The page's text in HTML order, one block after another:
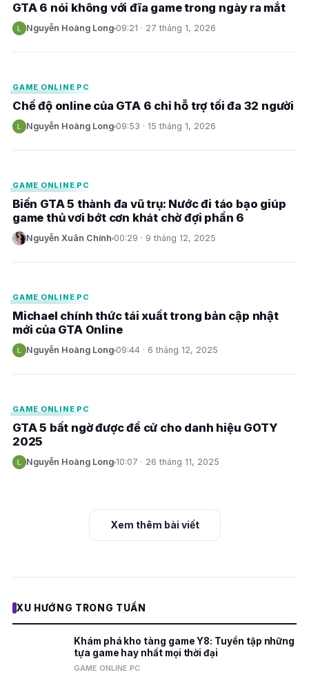
GTA 6 nói không với đĩa game trong ngày ra mắt
N Nguyễn Hoàng Long 09:21 · 27 tháng 1, 2026
GAME ONLINE PC
Chế độ online của GTA 6 chỉ hỗ trợ tối đa 32 người
N Nguyễn Hoàng Long 09:53 · 15 tháng 1, 2026
GAME ONLINE PC
Biến GTA 5 thành đa vũ trụ: Nước đi táo bạo giúp
game thủ vơi bớt cơn khát chờ đợi phần 6
N Nguyễn Xuân Chính 00:29 · 9 tháng 12, 2025
GAME ONLINE PC
Michael chính thức tái xuất trong bản cập nhật
mới của GTA Online
N Nguyễn Hoàng Long 09:44 · 6 tháng 12, 2025
GAME ONLINE PC
GTA 5 bất ngờ được đề cử cho danh hiệu GOTY
2025
N Nguyễn Hoàng Long 10:07 · 26 tháng 11, 2025
Xem thêm bài viết
XU HƯỚNG TRONG TUẦN
Khám phá kho tàng game Y8: Tuyển tập những
tựa game hay nhất mọi thời đại
GAME ONLINE PC